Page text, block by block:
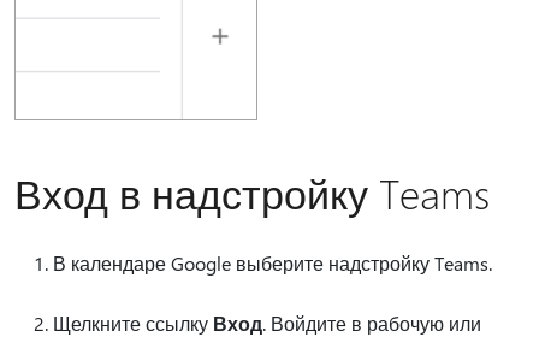
Вход в надстройку Teams
В календаре Google выберите надстройку Teams.
Щелкните ссылку Вход. Войдите в рабочую или